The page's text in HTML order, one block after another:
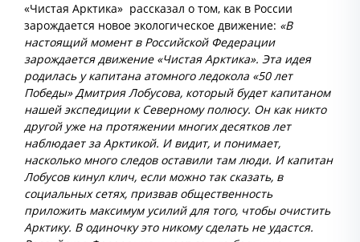
«Чистая Арктика» рассказал о том, как в России
зарождается новое экологическое движение: «В
настоящий момент в Российской Федерации
зарождается движение «Чистая Арктика». Эта идея
родилась у капитана атомного ледокола «50 лет
Победы» Дмитрия Лобусова, который будет капитаном
нашей экспедиции к Северному полюсу. Он как никто
другой уже на протяжении многих десятков лет
наблюдает за Арктикой. И видит, и понимает,
насколько много следов оставили там люди. И капитан
Лобусов кинул клич, если можно так сказать, в
социальных сетях, призвав общественность
приложить максимум усилий для того, чтобы очистить
Арктику. В одиночку это никому сделать не удастся.